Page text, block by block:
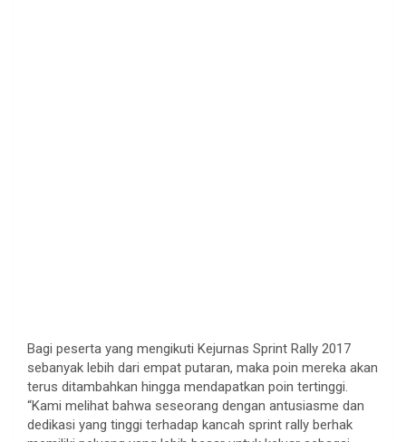
Bagi peserta yang mengikuti Kejurnas Sprint Rally 2017
sebanyak lebih dari empat putaran, maka poin mereka akan
terus ditambahkan hingga mendapatkan poin tertinggi.
“Kami melihat bahwa seseorang dengan antusiasme dan
dedikasi yang tinggi terhadap kancah sprint rally berhak